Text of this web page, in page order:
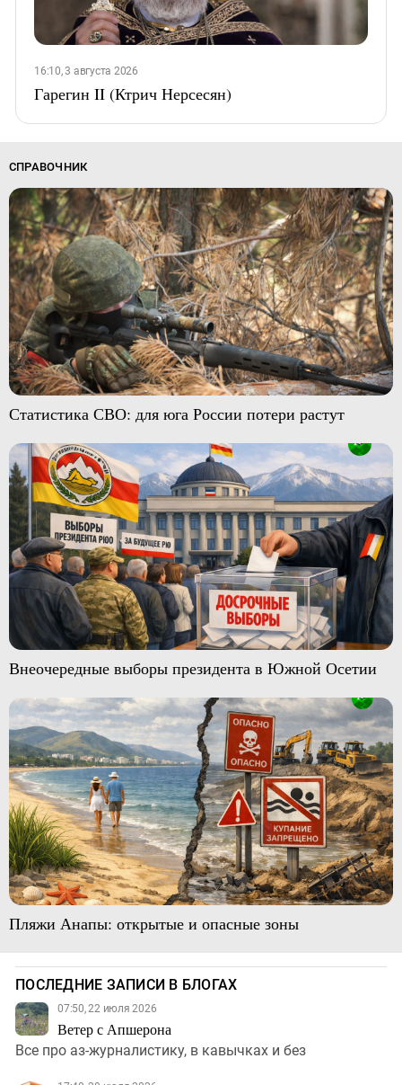
16:10, 3 августа 2026
Гарегин II (Ктрич Нерсесян)
СПРАВОЧНИК
Статистика СВО: для юга России потери растут
Внеочередные выборы президента в Южной Осетии
Пляжи Анапы: открытые и опасные зоны
ПОСЛЕДНИЕ ЗАПИСИ В БЛОГАХ
07:50, 22 июля 2026
Ветер с Апшерона
Все про аз-журналистику, в кавычках и без